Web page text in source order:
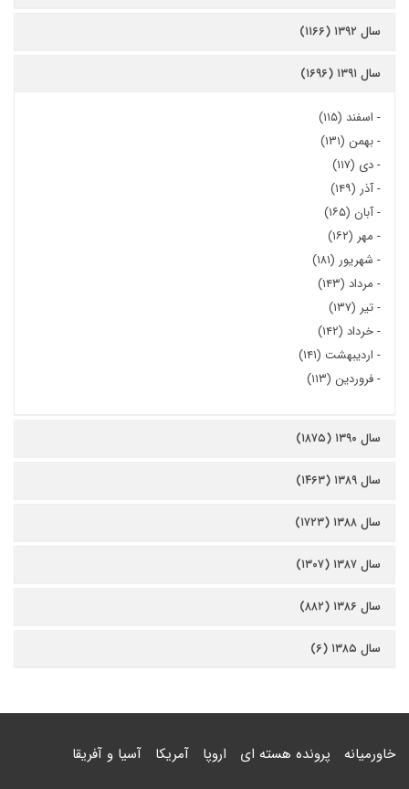
سال ۱۳۹۲ (۱۱۶۶)
سال ۱۳۹۱ (۱۶۹۶)
- اسفند (۱۱۵)
-بهمن (۱۳۱)
-دی (۱۱۷)
-آذر (۱۴۹)
-آبان (۱۶۵)
- مهر (۱۶۲)
- شهریور (۱۸۱)
- مرداد (۱۴۳)
-تیر (۱۳۷)
-خرداد (۱۴۲)
- اردیبهشت (۱۴۱)
-فروردین (۱۱۳)
سال ۱۳۹۰ (۱۸۷۵)
سال ۱۳۸۹ (۱۴۶۳)
سال ۱۳۸۸ (۱۷۲۳)
سال ۱۳۸۷ (۱۳۰۷)
سال ۱۳۸۶ (۸۸۲)
سال ۱۳۸۵ (۶)
خاورمیانه پرونده هسته ای اروپا آمریکا آسیا و آفریقا